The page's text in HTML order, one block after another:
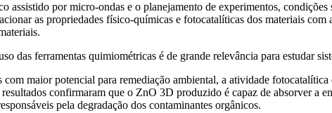
assistido por micro-ondas e o planejamento de experimentos,
as propriedades físico-químicas e fotocatalíticas dos materiais
das ferramentas quimiométricas é de grande relevância para estudar
com maior potencial para remediação ambiental, a atividade
resultados confirmaram que o ZnO 3D produzido é capaz de absorver
pela degradação dos contaminantes orgânicos.